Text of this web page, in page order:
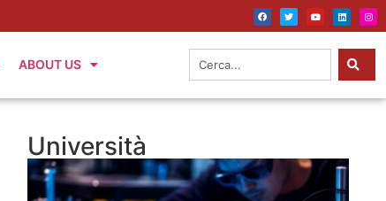
ABOUT US
Università